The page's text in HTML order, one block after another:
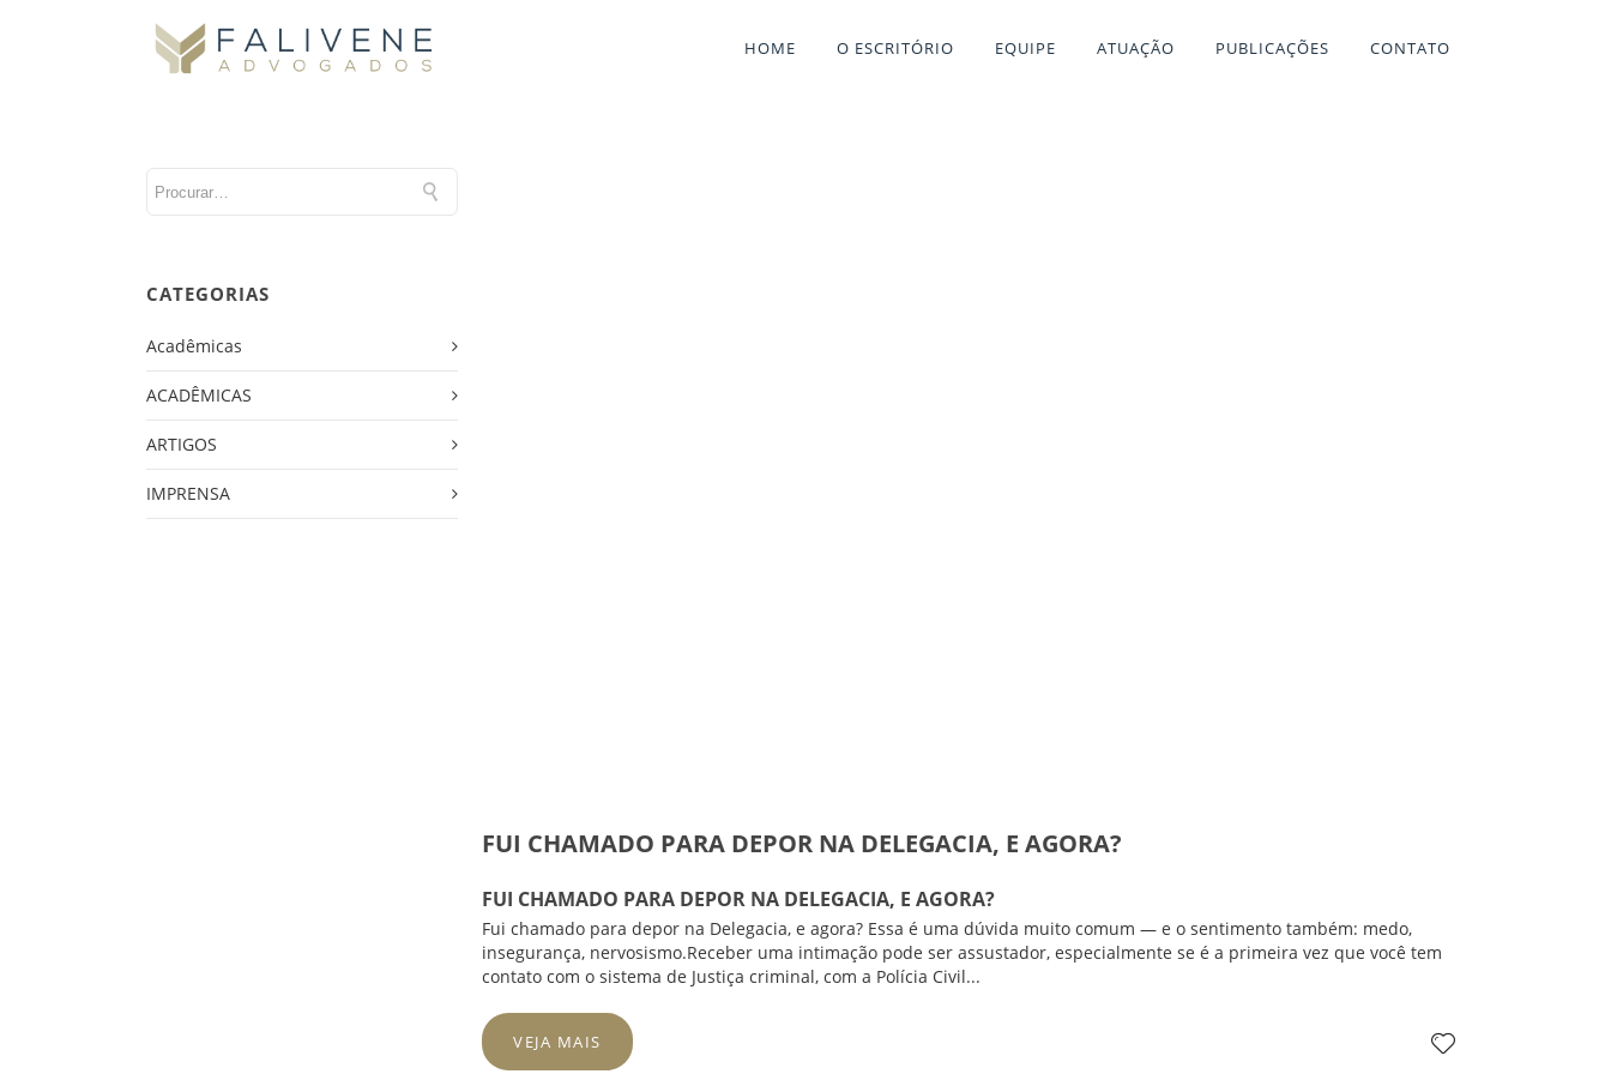
HOME O ESCRITÓRIO EQUIPE ATUAÇÃO PUBLICAÇÕES CONTATO
CATEGORIAS
Acadêmicas
ACADÊMICAS
ARTIGOS
IMPRENSA
FUI CHAMADO PARA DEPOR NA DELEGACIA, E AGORA?
FUI CHAMADO PARA DEPOR NA DELEGACIA, E AGORA?
Fui chamado para depor na Delegacia, e agora? Essa é uma dúvida muito comum — e o sentimento também: medo,
insegurança, nervosismo.Receber uma intimação pode ser assustador, especialmente se é a primeira vez que você tem
contato com o sistema de Justiça criminal, com a Polícia Civil...
VEJA MAIS